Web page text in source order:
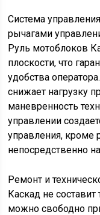
Система
рычагами
Руль мотоблоков
плоскости, что
удобства
снижает нагрузку
маневренность
управлении
управления, кроме
непосредственно
Ремонт и
Каскад не составит
можно свободно